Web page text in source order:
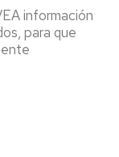
información
para que